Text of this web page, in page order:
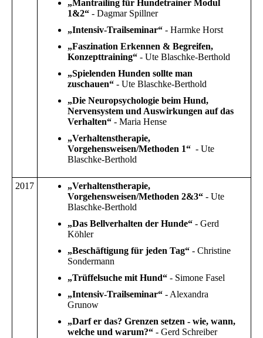
„Mantrailing für Hundetrainer Modul
1&2“ - Dagmar Spillner
„Intensiv-Trailseminar“ - Harmke Horst
„Faszination Erkennen & Begreifen,
Konzepttraining“ - Ute Blaschke-Berthold
„Spielenden Hunden sollte man
zuschauen“ - Ute Blaschke-Berthold
„Die Neuropsychologie beim Hund,
Nervensystem und Auswirkungen auf das
Verhalten“ - Maria Hense
„Verhaltenstherapie,
Vorgehensweisen/Methoden 1“ - Ute
Blaschke-Berthold
2017
„Verhaltenstherapie,
Vorgehensweisen/Methoden 2&3“ - Ute
Blaschke-Berthold
„Das Bellverhalten der Hunde“ - Gerd
Köhler
„Beschäftigung für jeden Tag“ - Christine
Sondermann
„Trüffelsuche mit Hund“ - Simone Fasel
„Intensiv-Trailseminar“ - Alexandra
Grunow
„Darf er das? Grenzen setzen - wie, wann,
welche und warum?“ - Gerd Schreiber